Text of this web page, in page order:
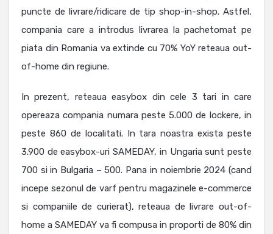
puncte de livrare/ridicare de tip shop-in-shop. Astfel,
compania care a introdus livrarea la pachetomat pe
piata din Romania va extinde cu 70% YoY reteaua out-
of-home din regiune.
In prezent, reteaua easybox din cele 3 tari in care
opereaza compania numara peste 5.000 de lockere, in
peste 860 de localitati. In tara noastra exista peste
3.900 de easybox-uri SAMEDAY, in Ungaria sunt peste
700 si in Bulgaria – 500. Pana in noiembrie 2024 (cand
incepe sezonul de varf pentru magazinele e-commerce
si companiile de curierat), reteaua de livrare out-of-
home a SAMEDAY va fi compusa in proporti de 80% din